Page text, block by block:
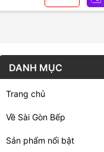
DANH MỤC
Trang chủ
Về Sài Gòn Bếp
Sản phẩm nổi bật